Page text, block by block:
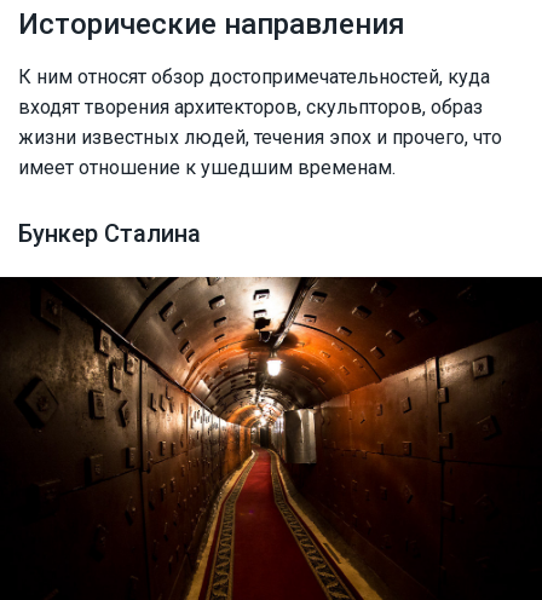
Исторические направления
К ним относят обзор достопримечательностей, куда
входят творения архитекторов, скульпторов, образ
жизни известных людей, течения эпох и прочего, что
имеет отношение к ушедшим временам.
Бункер Сталина